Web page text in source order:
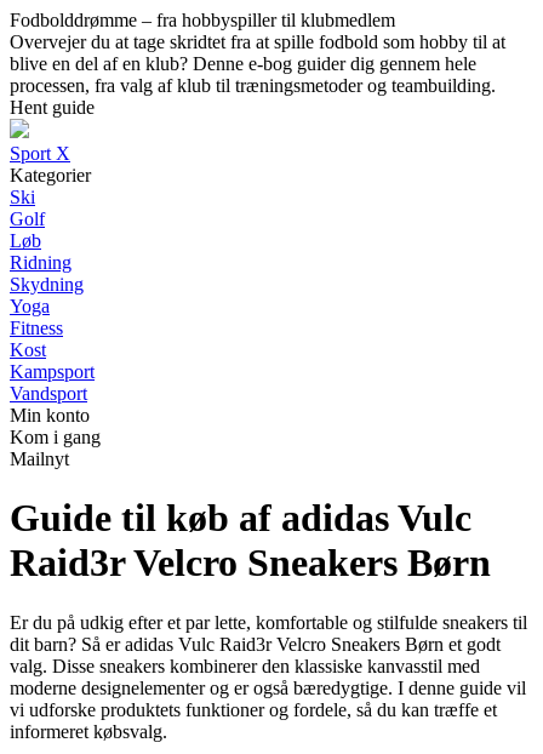
Fodbolddrømme – fra hobbyspiller til klubmedlem
Overvejer du at tage skridtet fra at spille fodbold som hobby til at
blive en del af en klub? Denne e-bog guider dig gennem hele
processen, fra valg af klub til træningsmetoder og teambuilding.
Hent guide
Sport X
Kategorier
Ski
Golf
Løb
Ridning
Skydning
Yoga
Fitness
Kost
Kampsport
Vandsport
Min konto
Kom i gang
Mailnyt
Guide til køb af adidas Vulc
Raid3r Velcro Sneakers Børn
Er du på udkig efter et par lette, komfortable og stilfulde sneakers til
dit barn? Så er adidas Vulc Raid3r Velcro Sneakers Børn et godt
valg. Disse sneakers kombinerer den klassiske kanvasstil med
moderne designelementer og er også bæredygtige. I denne guide vil
vi udforske produktets funktioner og fordele, så du kan træffe et
informeret købsvalg.